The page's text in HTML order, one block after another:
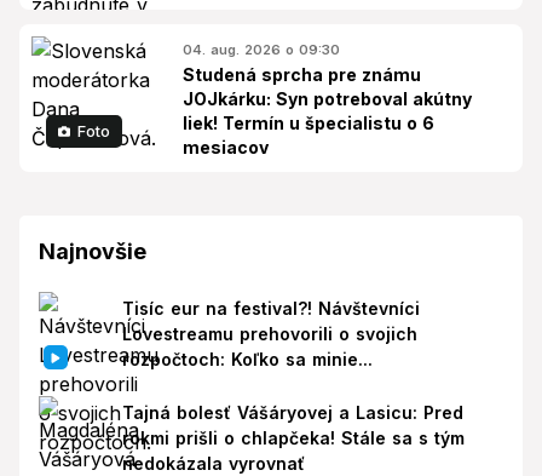
Foto
04. aug. 2026 o 09:30
Studená sprcha pre známu
JOJkárku: Syn potreboval akútny
liek! Termín u špecialistu o 6
mesiacov
Najnovšie
Tisíc eur na festival?! Návštevníci
Lovestreamu prehovorili o svojich
rozpočtoch: Koľko sa minie...
Tajná bolesť Vášáryovej a Lasicu: Pred
rokmi prišli o chlapčeka! Stále sa s tým
nedokázala vyrovnať